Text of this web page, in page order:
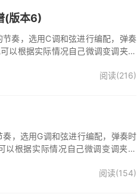
(版本6)
奏，选用C调和弦进行编配，弹奏
以根据实际情况自己微调变调夹品
阅读(216)
，选用G调和弦进行编配，弹奏时
根据实际情况自己微调变调夹品
阅读(154)